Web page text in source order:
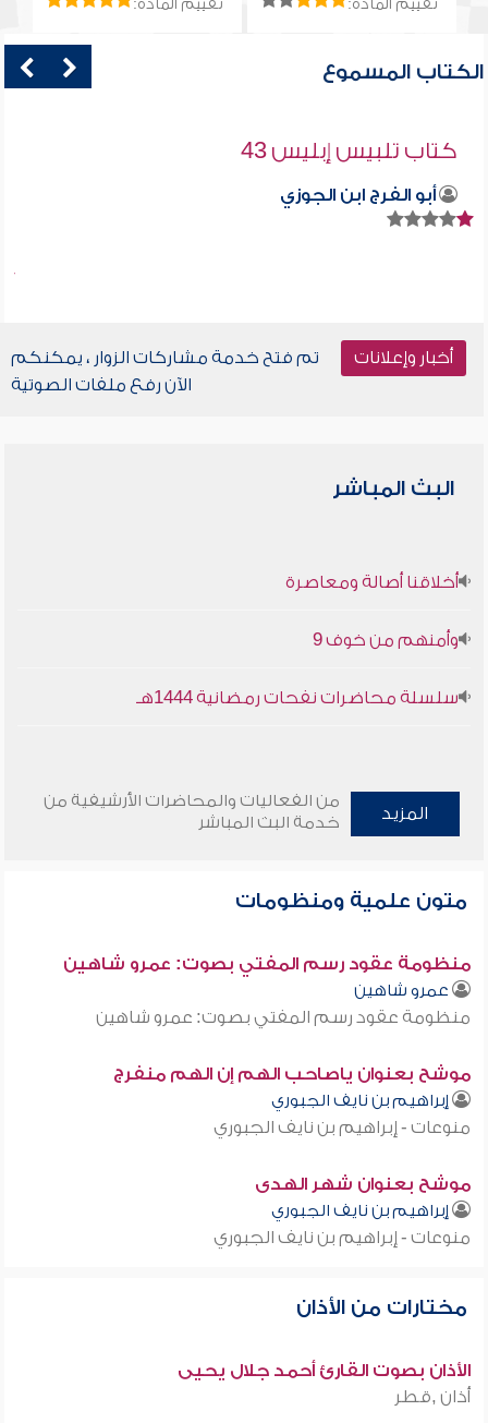
تقييم المادة: تقييم المادة:
الكتاب المسموع
كتاب تلبيس إبليس 43
أبو الفرج ابن الجوزي
أخبار وإعلانات
تم فتح خدمة مشاركات الزوار ، يمكنكم
الآن رفع ملفات الصوتية
البث المباشر
أخلاقنا أصالة ومعاصرة
وأمنهم من خوف 9
سلسلة محاضرات نفحات رمضانية 1444هـ
المزيد
من الفعاليات والمحاضرات الأرشيفية من
خدمة البث المباشر
متون علمية ومنظومات
منظومة عقود رسم المفتي بصوت: عمرو شاهين
عمرو شاهين
منظومة عقود رسم المفتي بصوت: عمرو شاهين
موشح بعنوان ياصاحب الهم إن الهم منفرج
إبراهيم بن نايف الجبوري
منوعات - إبراهيم بن نايف الجبوري
موشح بعنوان شهر الهدى
إبراهيم بن نايف الجبوري
منوعات - إبراهيم بن نايف الجبوري
مختارات من الأذان
الأذان بصوت القارئ أحمد جلال يحيى
أذان ,قطر